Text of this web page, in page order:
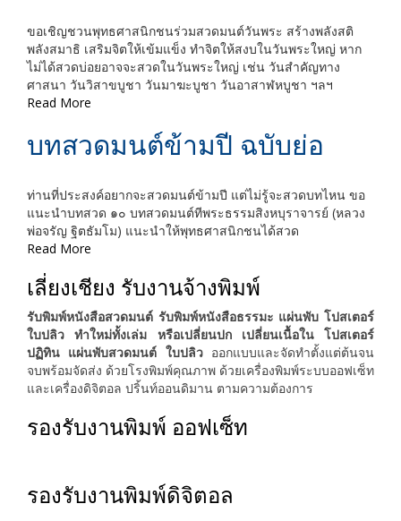
ขอเชิญชวนพุทธศาสนิกชนร่วมสวดมนต์วันพระ สร้างพลังสติ
พลังสมาธิ เสริมจิตให้เข้มแข็ง ทำจิตให้สงบในวันพระใหญ่ หาก
ไม่ได้สวดบ่อยอาจจะสวดในวันพระใหญ่ เช่น วันสำคัญทาง
ศาสนา วันวิสาขบูชา วันมาฆะบูชา วันอาสาฬหบูชา ฯลฯ
Read More
บทสวดมนต์ข้ามปี ฉบับย่อ
ท่านที่ประสงค์อยากจะสวดมนต์ข้ามปี แต่ไม่รู้จะสวดบทไหน ขอ
แนะนำบทสวด ๑๐ บทสวดมนต์ทีพระธรรมสิงหบุราจารย์ (หลวง
พ่อจรัญ ฐิตธัมโม) แนะนำให้พุทธศาสนิกชนได้สวด
Read More
เลี่ยงเชียง รับงานจ้างพิมพ์
รับพิมพ์หนังสือสวดมนต์ รับพิมพ์หนังสือธรรมะ แผ่นพับ โปสเตอร์
ใบปลิว ทำใหม่ทั้งเล่ม หรือเปลี่ยนปก เปลี่ยนเนื้อใน โปสเตอร์
ปฏิทิน แผ่นพับสวดมนต์ ใบปลิว ออกแบบและจัดทำตั้งแต่ต้นจน
จบพร้อมจัดส่ง ด้วยโรงพิมพ์คุณภาพ ด้วยเครื่องพิมพ์ระบบออฟเซ็ท
และเครื่องดิจิตอล ปริ้นท์ออนดิมาน ตามความต้องการ
รองรับงานพิมพ์ ออฟเซ็ท
รองรับงานพิมพ์ดิจิตอล